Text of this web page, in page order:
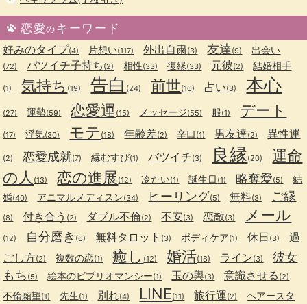
恋愛のキーワード
好みのタイプ(4) 片想い(117) 外出自粛(3) 友達 (9) 出会い
(72) バツイチ子持ち (2) 相性(33) 復縁(33) 元彼(2) 結婚相手
(1) 気持ち (19) 告白 (24) 前世(10) 占い(3) 本心
(27) 運勢(59) 恋愛運 (15) メッセージ(55) 服(1) デート
(17) 浮気(30) モテ (18) 年齢差(2) 辛口 (1) 男友達(2) 異性運
(2) 恋愛成就(7) 縁むすび(1) バツイチ(3) 良縁(20)
運命
の人 (13) 恋の進展(12) 冷たい(1) 誕生日 (1) 略奪愛(5)
結
婚(40) アニマルメディスン(34) ヒーリング(5) 無料(3) ご縁
(8) 付き合う (2) ダブル不倫(2) 不安(3) 恋敵(3) メール
(12) 自分磨き (6) 無料タロット (3) ボディケア(1) 休日 (3)
過
ごし方(2) 複数の恋(1) 癒し (12) 婚活(18) ライン(3)
彼女
もち (5) 絵本のビブリオマンシー(1) 玉の輿(3) 意識させる (2)
不倫願望(1) 先生(1) 別れ(4) LINE(11) 旅行運(2)
ヘアースタ